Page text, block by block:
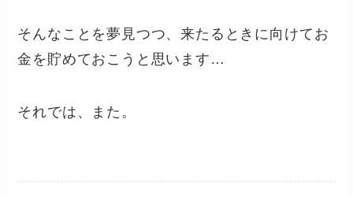
そんなことを夢見つつ、来たるときに向けてお
金を貯めておこうと思います…
それでは、また。